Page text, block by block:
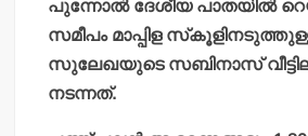
പുന്നോല്‍ ദേശീയ പാതയില്‍
സമീപം മാപ്പിള
സുലേഖയുടെ സബിനാസ്
നടന്നത്.